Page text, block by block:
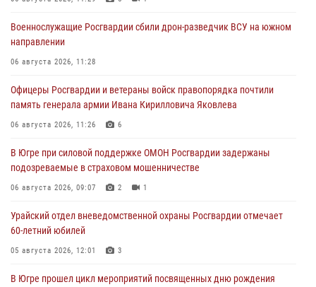
Военнослужащие Росгвардии сбили дрон-разведчик ВСУ на южном
направлении
06 августа 2026, 11:28
Офицеры Росгвардии и ветераны войск правопорядка почтили
память генерала армии Ивана Кирилловича Яковлева
06 августа 2026, 11:26 6
В Югре при силовой поддержке ОМОН Росгвардии задержаны
подозреваемые в страховом мошенничестве
06 августа 2026, 09:07 2 1
Урайский отдел вневедомственной охраны Росгвардии отмечает
60-летний юбилей
05 августа 2026, 12:01 3
В Югре прошел цикл мероприятий посвященных дню рождения